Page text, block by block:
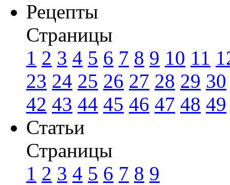
Рецепты
Страницы
1 2 3 4 5 6 7 8 9 10 11
23 24 25 26 27 28 29 30
42 43 44 45 46 47 48 49
Статьи
Страницы
1 2 3 4 5 6 7 8 9